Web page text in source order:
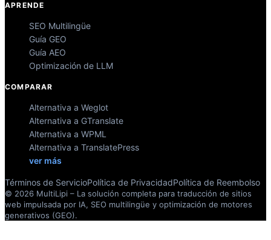
APRENDE
SEO Multilingüe
Guía GEO
Guía AEO
Optimización de LLM
COMPARAR
Alternativa a Weglot
Alternativa a GTranslate
Alternativa a WPML
Alternativa a TranslatePress
ver más
Términos de ServicioPolítica de PrivacidadPolítica de Reembolso
© 2026 MultiLipi – La solución completa para traducción de sitios
web impulsada por IA, SEO multilingüe y optimización de motores
generativos (GEO).